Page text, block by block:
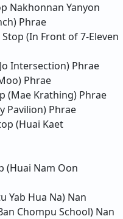
Nakhonnan Yanyon
Phrae
(In Front of 7-Eleven
Intersection) Phrae
Phrae
(Mae Krathing) Phrae
Pavilion) Phrae
(Huai Kaet
(Huai Nam Oon
Yab Hua Na) Nan
Chompu School) Nan